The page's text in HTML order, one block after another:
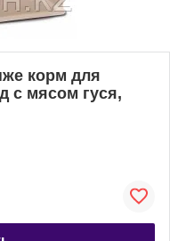
корм для
с мясом гуся,